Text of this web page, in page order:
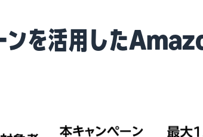
ンを活用した